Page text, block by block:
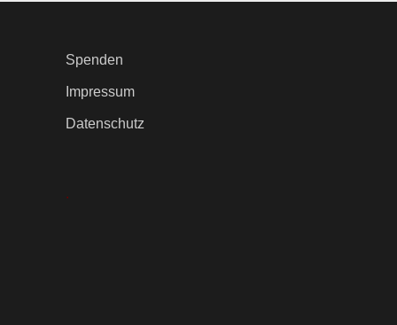
Spenden
Impressum
Datenschutz
.